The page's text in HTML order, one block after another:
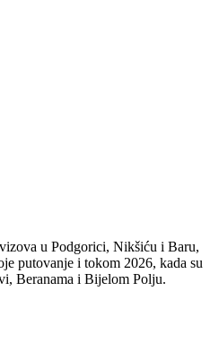
u Podgorici, Nikšiću i Baru,
putovanje i tokom 2026, kada su
Beranama i Bijelom Polju.